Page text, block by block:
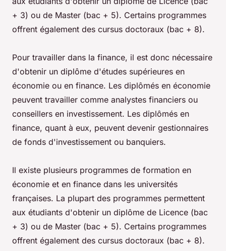
+ 3) ou de Master (bac + 5). Certains programmes
offrent également des cursus doctoraux (bac + 8).
Pour travailler dans la finance, il est donc nécessaire
d'obtenir un diplôme d'études supérieures en
économie ou en finance. Les diplômés en économie
peuvent travailler comme analystes financiers ou
conseillers en investissement. Les diplômés en
finance, quant à eux, peuvent devenir gestionnaires
de fonds d'investissement ou banquiers.
Il existe plusieurs programmes de formation en
économie et en finance dans les universités
françaises. La plupart des programmes permettent
aux étudiants d'obtenir un diplôme de Licence (bac
+ 3) ou de Master (bac + 5). Certains programmes
offrent également des cursus doctoraux (bac + 8).